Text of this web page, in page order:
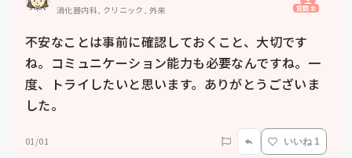
消化器内科, クリニック, 外来 質問主
不安なことは事前に確認しておくこと、大切です
ね。コミュニケーション能力も必要なんですね。一
度、トライしたいと思います。ありがとうございま
した。
01/01 いいね 1